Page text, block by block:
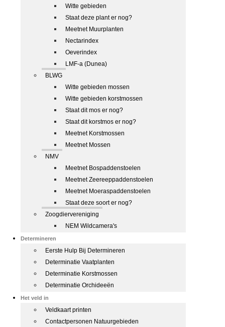
Witte gebieden
Staat deze plant er nog?
Meetnet Muurplanten
Nectarindex
Oeverindex
LMF-a (Dunea)
BLWG
Witte gebieden mossen
Witte gebieden korstmossen
Staat dit mos er nog?
Staat dit korstmos er nog?
Meetnet Korstmossen
Meetnet Mossen
NMV
Meetnet Bospaddenstoelen
Meetnet Zeereeppaddenstoelen
Meetnet Moeraspaddenstoelen
Staat deze soort er nog?
Zoogdiervereniging
NEM Wildcamera's
Determineren
Eerste Hulp Bij Determineren
Determinatie Vaatplanten
Determinatie Korstmossen
Determinatie Orchideeën
Het veld in
Veldkaart printen
Contactpersonen Natuurgebieden